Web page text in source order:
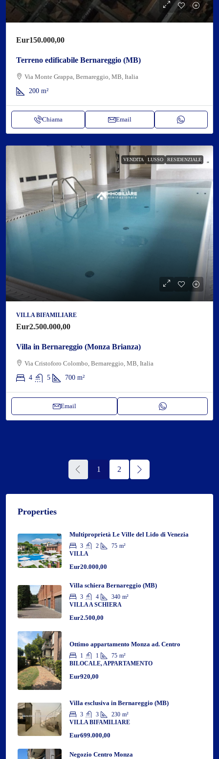
Eur150.000,00
Terreno edificabile Bernareggio (MB)
Via Monte Grappa, Bernareggio, MB, Italia
200 m²
Chiama Email
VENDITA LUSSO RESIDENZIALE
VILLA BIFAMILIARE
Eur2.500.000,00
Villa in Bernareggio (Monza Brianza)
Via Cristoforo Colombo, Bernareggio, MB, Italia
4
5 700 m²
Email
1 2
Properties
Multiproprietà Le Ville del Lido di Venezia
3 2 75 m²
VILLA
Eur20.000,00
Villa schiera Bernareggio (MB)
3 4 340 m²
VILLA A SCHIERA
Eur2.500,00
Ottimo appartamento Monza ad. Centro
1 1 75 m²
BILOCALE, APPARTAMENTO
Eur920,00
Villa esclusiva in Bernareggio (MB)
3 3 230 m²
VILLA BIFAMILIARE
Eur699.000,00
Negozio Centro Monza